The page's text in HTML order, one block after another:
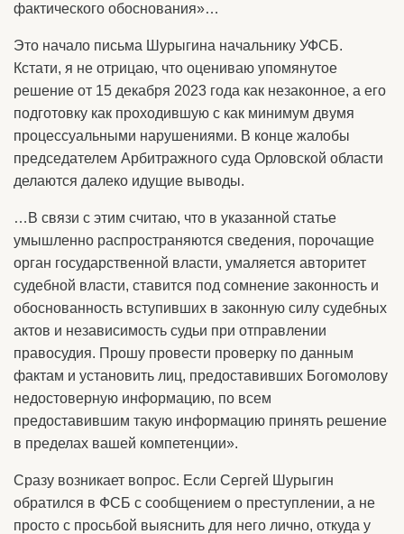
фактического обоснования»…
Это начало письма Шурыгина начальнику УФСБ.
Кстати, я не отрицаю, что оцениваю упомянутое
решение от 15 декабря 2023 года как незаконное, а его
подготовку как проходившую с как минимум двумя
процессуальными нарушениями. В конце жалобы
председателем Арбитражного суда Орловской области
делаются далеко идущие выводы.
…В связи с этим считаю, что в указанной статье
умышленно распространяются сведения, порочащие
орган государственной власти, умаляется авторитет
судебной власти, ставится под сомнение законность и
обоснованность вступивших в законную силу судебных
актов и независимость судьи при отправлении
правосудия. Прошу провести проверку по данным
фактам и установить лиц, предоставивших Богомолову
недостоверную информацию, по всем
предоставившим такую информацию принять решение
в пределах вашей компетенции».
Сразу возникает вопрос. Если Сергей Шурыгин
обратился в ФСБ с сообщением о преступлении, а не
просто с просьбой выяснить для него лично, откуда у